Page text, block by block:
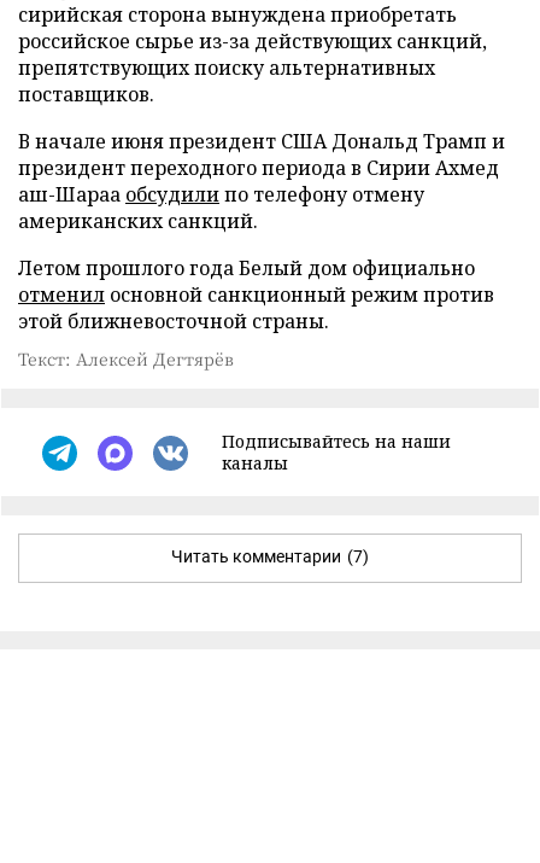
сирийская сторона вынуждена приобретать
российское сырье из-за действующих санкций,
препятствующих поиску альтернативных
поставщиков.
В начале июня президент США Дональд Трамп и
президент переходного периода в Сирии Ахмед
аш-Шараа обсудилипо телефону отмену
американских санкций.
Летом прошлого года Белый дом официально
отменил основной санкционный режим против
этой ближневосточной страны.
Текст: Алексей Дегтярёв
Подписывайтесь на наши
каналы
Читать комментарии (7)